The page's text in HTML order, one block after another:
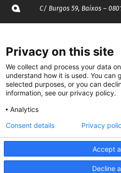
C/ Burgos 59, Baixos –
935 120 481
@CGTCatalunya
CGTCatalunya
cgtcatalunya
Privacy on this site
We collect and process your data
understand how it is used. You can
selected purposes, or you can
information, see our privacy policy.
Analytics
Accept
Decline
Consent details Privacy